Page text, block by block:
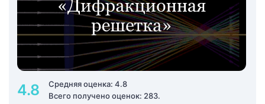
4.8
Средняя оценка: 4.8
Всего получено оценок: 283.